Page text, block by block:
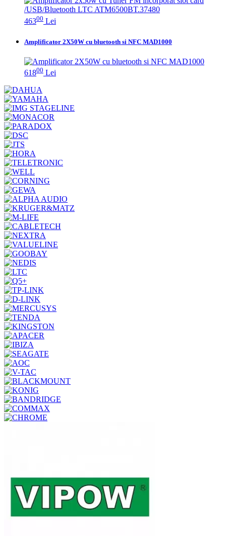
46300 Lei
Amplificator 2X50W cu bluetooth si NFC MAD1000
61800 Lei